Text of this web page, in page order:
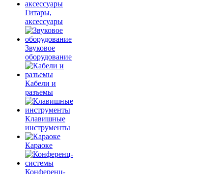
Гитары,
аксессуары
Звуковое
оборудование
Кабели и
разъемы
Клавишные
инструменты
Караоке
Конференц-